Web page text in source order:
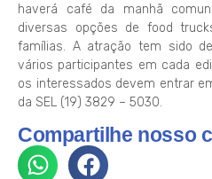
haverá café da manhã
diversas opções de food
famílias. A atração tem sido
vários participantes em cada
os interessados devem entrar
da SEL (19) 3829 – 5030.
Compartilhe nosso